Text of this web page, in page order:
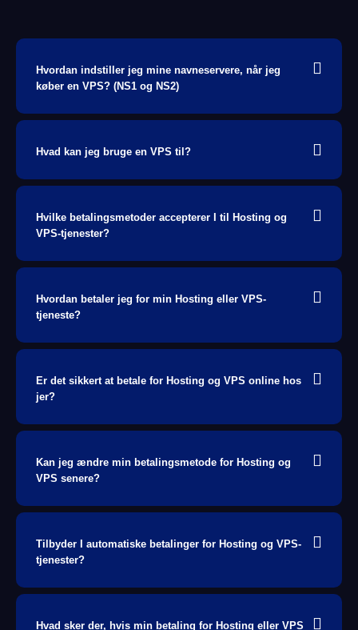
Hvordan indstiller jeg mine navneservere, når jeg
køber en VPS? (NS1 og NS2)
Hvad kan jeg bruge en VPS til?
Hvilke betalingsmetoder accepterer I til Hosting og
VPS-tjenester?
Hvordan betaler jeg for min Hosting eller VPS-
tjeneste?
Er det sikkert at betale for Hosting og VPS online hos
jer?
Kan jeg ændre min betalingsmetode for Hosting og
VPS senere?
Tilbyder I automatiske betalinger for Hosting og VPS-
tjenester?
Hvad sker der, hvis min betaling for Hosting eller VPS